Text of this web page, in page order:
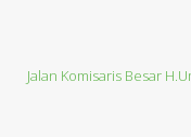
Jalan Komisaris Besar